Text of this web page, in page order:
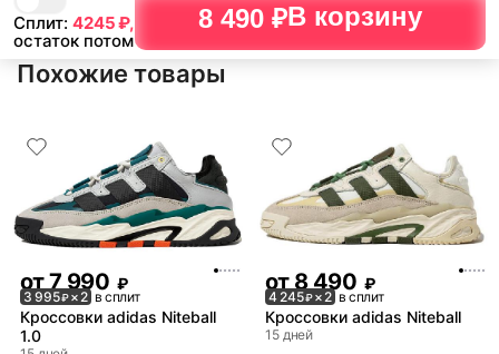
Сплит: 4245₽,
остаток потом
8 490 ₽В корзину
Похожие товары
от7 990 ₽
3 995₽× 2 в сплит
Кроссовки adidas Niteball
1.0
от 8 490 ₽
4 245₽× 2 в сплит
Кроссовки adidas Niteball
15 дней